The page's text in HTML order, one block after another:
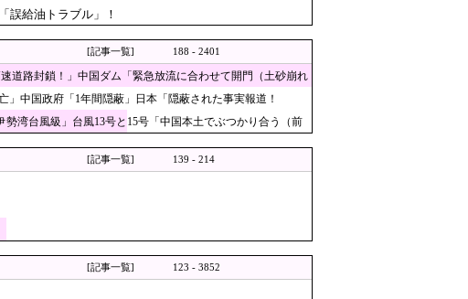
糾 → ﾈｯﾄ「ジャンポケ斎藤の罪より軽くて草」
を詳細に報道！」→「国際的スキャ
の様子がこちら・・・」
か 下流の工場地帯に洪水流入で崩壊
ぎる立場に陥ってしまい……
たんだろうか？」 → ﾈｯﾄ「あなたの応援して
ロに・・・」
ある理由がこちら…」→「これはダ
は問題じゃない！日本人が問題なだけ！』
誤給油トラブル」！
[記事一覧] 188 - 2401
道路封鎖！」中国ダム「緊急放流に合わせて開門（土砂崩れ
」中国政府「1年間隠蔽」日本「隠蔽された事実報道！
湾台風級」台風13号と15号「中国本土でぶつかり合う（前
[記事一覧] 139 - 214
[記事一覧] 123 - 3852